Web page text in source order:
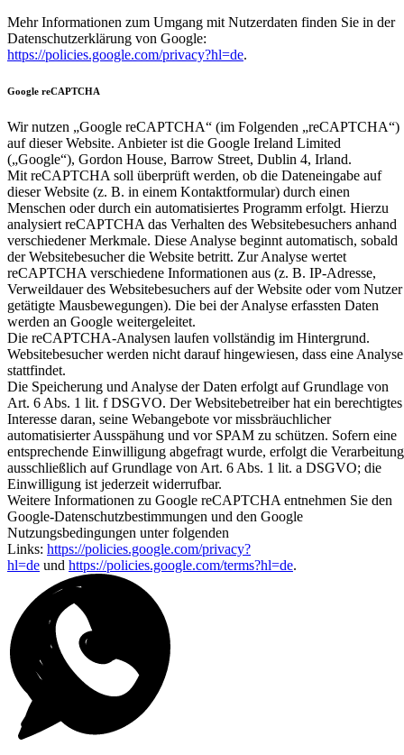
Mehr Informationen zum Umgang mit Nutzerdaten finden Sie in der
Datenschutzerklärung von Google:
https://policies.google.com/privacy?hl=de.
Google reCAPTCHA
Wir nutzen „Google reCAPTCHA“ (im Folgenden „reCAPTCHA“)
auf dieser Website. Anbieter ist die Google Ireland Limited
(„Google“), Gordon House, Barrow Street, Dublin 4, Irland.
Mit reCAPTCHA soll überprüft werden, ob die Dateneingabe auf
dieser Website (z. B. in einem Kontaktformular) durch einen
Menschen oder durch ein automatisiertes Programm erfolgt. Hierzu
analysiert reCAPTCHA das Verhalten des Websitebesuchers anhand
verschiedener Merkmale. Diese Analyse beginnt automatisch, sobald
der Websitebesucher die Website betritt. Zur Analyse wertet
reCAPTCHA verschiedene Informationen aus (z. B. IP-Adresse,
Verweildauer des Websitebesuchers auf der Website oder vom Nutzer
getätigte Mausbewegungen). Die bei der Analyse erfassten Daten
werden an Google weitergeleitet.
Die reCAPTCHA-Analysen laufen vollständig im Hintergrund.
Websitebesucher werden nicht darauf hingewiesen, dass eine Analyse
stattfindet.
Die Speicherung und Analyse der Daten erfolgt auf Grundlage von
Art. 6 Abs. 1 lit. f DSGVO. Der Websitebetreiber hat ein berechtigtes
Interesse daran, seine Webangebote vor missbräuchlicher
automatisierter Ausspähung und vor SPAM zu schützen. Sofern eine
entsprechende Einwilligung abgefragt wurde, erfolgt die Verarbeitung
ausschließlich auf Grundlage von Art. 6 Abs. 1 lit. a DSGVO; die
Einwilligung ist jederzeit widerrufbar.
Weitere Informationen zu Google reCAPTCHA entnehmen Sie den
Google-Datenschutzbestimmungen und den Google
Nutzungsbedingungen unter folgenden
Links: https://policies.google.com/privacy?
hl=de und https://policies.google.com/terms?hl=de.